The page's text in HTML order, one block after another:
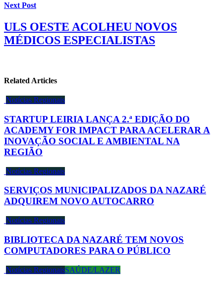
Next Post
ULS OESTE ACOLHEU NOVOS
MÉDICOS ESPECIALISTAS
Related Articles
Notícias Regionais
STARTUP LEIRIA LANÇA 2.ª EDIÇÃO DO
ACADEMY FOR IMPACT PARA ACELERAR A
INOVAÇÃO SOCIAL E AMBIENTAL NA
REGIÃO
Notícias Regionais
SERVIÇOS MUNICIPALIZADOS DA NAZARÉ
ADQUIREM NOVO AUTOCARRO
Notícias Regionais
BIBLIOTECA DA NAZARÉ TEM NOVOS
COMPUTADORES PARA O PÚBLICO
Notícias RegionaisSAÚDE/LAZER